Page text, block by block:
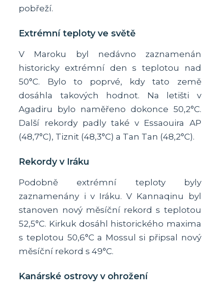
pobřeží.
Extrémní teploty ve světě
V Maroku byl nedávno zaznamenán
historicky extrémní den s teplotou nad
50°C. Bylo to poprvé, kdy tato země
dosáhla takových hodnot. Na letišti v
Agadiru bylo naměřeno dokonce 50,2°C.
Další rekordy padly také v Essaouira AP
(48,7°C), Tiznit (48,3°C) a Tan Tan (48,2°C).
Rekordy v Iráku
Podobně extrémní teploty byly
zaznamenány i v Iráku. V Kannaqinu byl
stanoven nový měsíční rekord s teplotou
52,5°C. Kirkuk dosáhl historického maxima
s teplotou 50,6°C a Mossul si připsal nový
měsíční rekord s 49°C.
Kanárské ostrovy v ohrožení